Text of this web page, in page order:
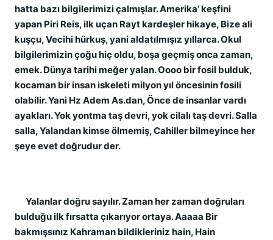
hatta bazı bilgilerimizi çalmışlar. Amerika’ keşfini
yapan Piri Reis, ilk uçan Rayt kardeşler hikaye, Bize ali
kuşçu, Vecihi hürkuş, yani aldatılmışız yıllarca. Okul
bilgilerimizin çoğu hiç oldu, boşa geçmiş onca zaman,
emek. Dünya tarihi meğer yalan. Oooo bir fosil bulduk,
kocaman bir insan iskeleti milyon yıl öncesinin fosili
olabilir. Yani Hz Adem As.dan, Önce de insanlar vardı
ayakları. Yok yontma taş devri, yok cilalı taş devri. Salla
salla, Yalandan kimse ölmemiş, Cahiller bilmeyince her
şeye evet doğrudur der.
Yalanlar doğru sayılır. Zaman her zaman doğruları
bulduğu ilk fırsatta çıkarıyor ortaya. Aaaaa Bir
bakmışsınız Kahraman bildikleriniz hain, Hain